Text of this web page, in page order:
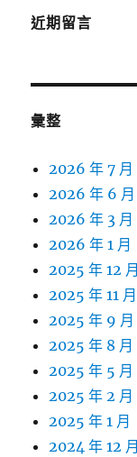
近期留言
彙整
2026 年 7 月
2026 年 6 月
2026 年 3 月
2026 年 1 月
2025 年 12 月
2025 年 11 月
2025 年 9 月
2025 年 8 月
2025 年 5 月
2025 年 2 月
2025 年 1 月
2024 年 12 月